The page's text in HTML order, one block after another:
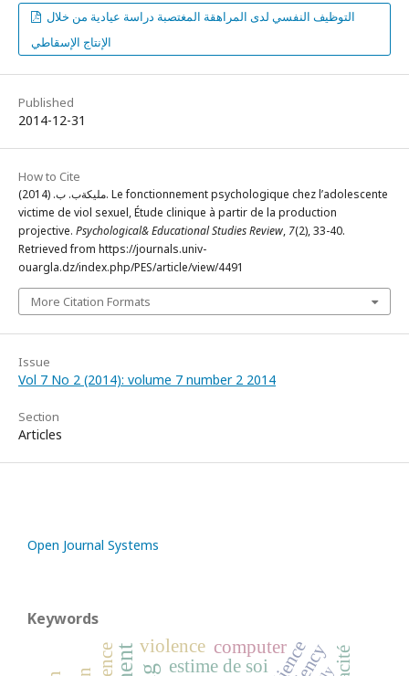
الإنتاج الإسقاطي
Published
2014-12-31
How to Cite
مليكةب. ب. (2014). Le fonctionnement psychologique chez l’adolescente
victime de viol sexuel, Étude clinique à partir de la production
projective. Psychological& Educational Studies Review, 7(2), 33-40.
Retrieved from https://journals.univ-
ouargla.dz/index.php/PES/article/view/4491
More Citation Formats
Issue
Vol 7 No 2 (2014): volume 7 number 2 2014
Section
Articles
Open Journal Systems
Keywords
estime de soi
violence computer